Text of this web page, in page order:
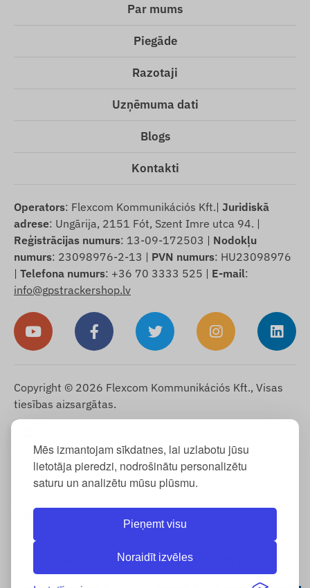
Mēs izmantojam sīkdatnes, lai uzlabotu jūsu
lietotāja pieredzi, nodrošinātu personalizētu
saturu un analizētu mūsu plūsmu.
Pieņemt visu
Noraidīt izvēles
Par mums
Piegāde
Razotaji
Uzņēmuma dati
Blogs
Kontakti
Operators: Flexcom Kommunikációs Kft.| Juridiskā
adrese: Ungārija, 2151 Fót, Szent Imre utca 94. |
Reģistrācijas numurs: 13-09-172503 | Nodokļu
numurs: 23098976-2-13 | PVN numurs: HU23098976
| Telefona numurs: +36 70 3333 525 | E-mail:
info@gpstrackershop.lv
Copyright © 2026 Flexcom Kommunikációs Kft., Visas
tiesības aizsargātas.
Sīkdatņu informācija-Atgriešanas politika-Impressum
Garantija un atbildība par defektiem- Atteikuma tiesības
Piegādes informācija-Vispārējie noteikumi un nosacījumi
Atteikums no pirkuma
MŪSU STARPTAUTISKĀS VIETNES